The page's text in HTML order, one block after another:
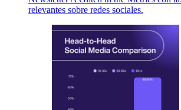
relevantes sobre redes sociales.